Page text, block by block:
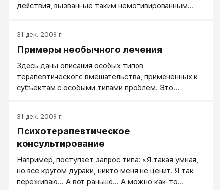
действия, вызванные таким немотивированным
31 дек. 2009 г.
Примеры необычного лечения
Здесь даны описания особых типов
терапевтического вмешательства, примененных к
субъектам с особыми типами проблем. Это
действий является поле возможных видов
вмешательства. В этом контексте можно добавить,
что иной раз именно творческая находка — скорее,
изобретению неожиданного и непредвиденного
хода, способного встряхнуть ригидную систему
патологии и открыть в ней брешь для проникновения
31 дек. 2009 г.
Психотерапевтическое
консультирование
Например, поступает запрос типа: «Я такая умная,
но все кругом дураки, никто меня не ценит. Я так
переживаю... А вот раньше... А можно как-то